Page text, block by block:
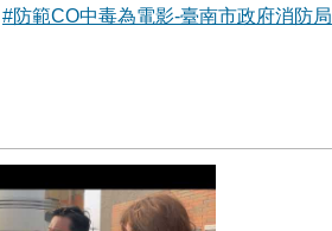
#防範CO中毒為電影-臺南市政府消防局